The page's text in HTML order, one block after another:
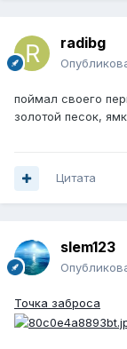
radibg
поймал своего
золотой песок,
Цитата
slem123
Точка заброса